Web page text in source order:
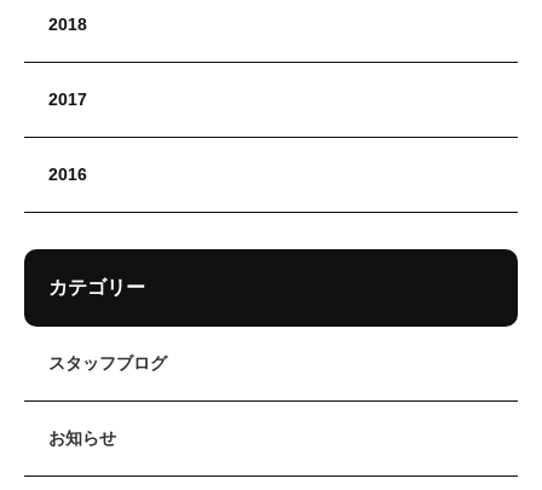
2018
2017
2016
カテゴリー
スタッフブログ
お知らせ